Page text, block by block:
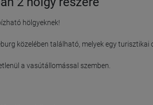
hölgyeknek!
közelében található, melyek egy turisztikai
a vasútállomással szemben.